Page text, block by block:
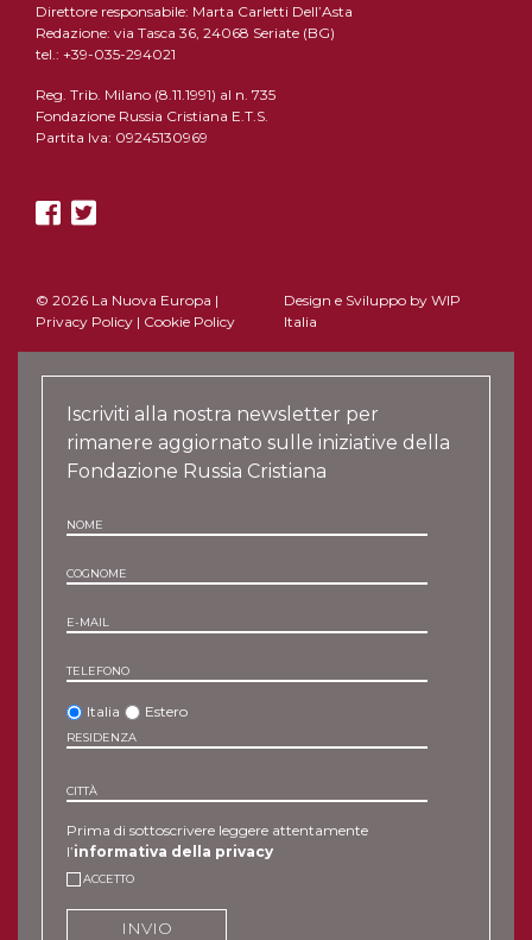
Direttore responsabile: Marta Carletti Dell’Asta
Redazione: via Tasca 36, 24068 Seriate (BG)
tel.: +39-035-294021
Reg. Trib. Milano (8.11.1991) al n. 735
Fondazione Russia Cristiana E.T.S.
Partita Iva: 09245130969
© 2026 La Nuova Europa |
Privacy Policy | Cookie Policy
Design e Sviluppo by WIP
Italia
Iscriviti alla nostra newsletter per
rimanere aggiornato sulle iniziative della
Fondazione Russia Cristiana
NOME
COGNOME
E-MAIL
TELEFONO
Italia Estero
RESIDENZA
CITTÀ
Prima di sottoscrivere leggere attentamente
l’informativa della privacy
ACCETTO
INVIO